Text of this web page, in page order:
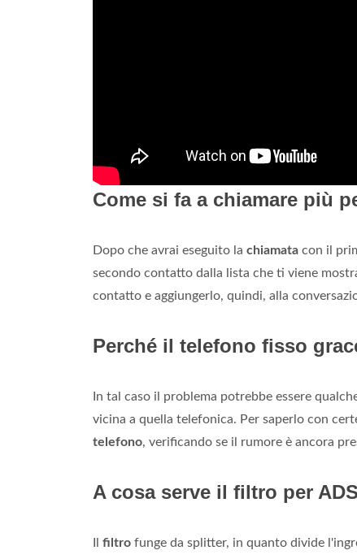
Come si fa a chiamare più
Dopo che avrai eseguito la chiamata con il
secondo contatto dalla lista che ti viene
contatto e aggiungerlo, quindi, alla
Perché il telefono fisso
In tal caso il problema potrebbe essere
vicina a quella telefonica. Per saperlo con
telefono, verificando se il rumore è ancora
A cosa serve il filtro per
filtro funge da splitter, in quanto divide